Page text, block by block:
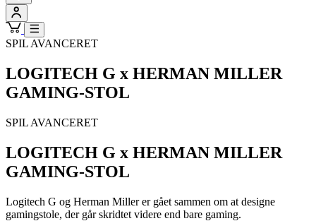
SPIL AVANCERET
LOGITECH G x HERMAN MILLER
GAMING-STOL
SPIL AVANCERET
LOGITECH G x HERMAN MILLER
GAMING-STOL
Logitech G og Herman Miller er gået sammen om at designe
gamingstole, der går skridtet videre end bare gaming.